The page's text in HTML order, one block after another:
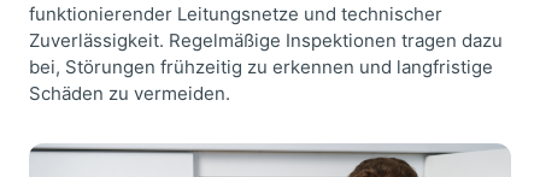
funktionierender Leitungsnetze und technischer
Zuverlässigkeit. Regelmäßige Inspektionen tragen dazu
bei, Störungen frühzeitig zu erkennen und langfristige
Schäden zu vermeiden.